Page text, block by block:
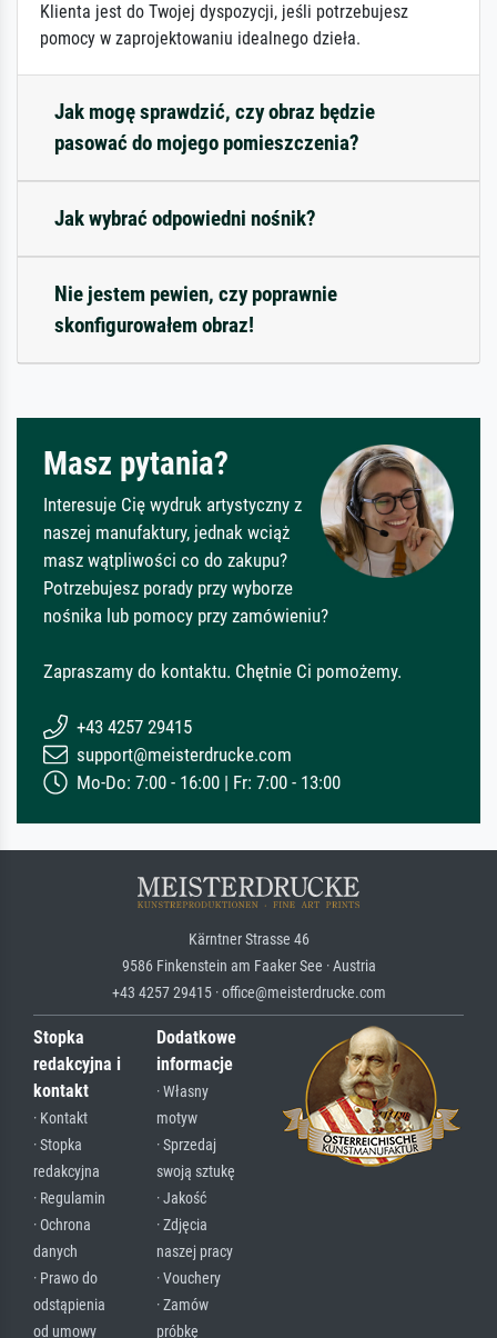
Klienta jest do Twojej dyspozycji, jeśli potrzebujesz
pomocy w zaprojektowaniu idealnego dzieła.
Jak mogę sprawdzić, czy obraz będzie
pasować do mojego pomieszczenia?
Jak wybrać odpowiedni nośnik?
Nie jestem pewien, czy poprawnie
skonfigurowałem obraz!
Masz pytania?
Interesuje Cię wydruk artystyczny z
naszej manufaktury, jednak wciąż
masz wątpliwości co do zakupu?
Potrzebujesz porady przy wyborze
nośnika lub pomocy przy zamówieniu?
Zapraszamy do kontaktu. Chętnie Ci pomożemy.
+43 4257 29415
support@meisterdrucke.com
Mo-Do: 7:00 - 16:00 | Fr: 7:00 - 13:00
Kärntner Strasse 46
9586 Finkenstein am Faaker See · Austria
+43 4257 29415 · office@meisterdrucke.com
Stopka
redakcyjna i
kontakt
· Kontakt
· Stopka
redakcyjna
· Regulamin
· Ochrona
danych
· Prawo do
odstąpienia
od umowy
Dodatkowe
informacje
· Własny
motyw
· Sprzedaj
swoją sztukę
· Jakość
· Zdjęcia
naszej pracy
· Vouchery
· Zamów
próbkę